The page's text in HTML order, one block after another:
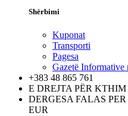
Shërbimi
Kuponat
Transporti
Pagesa
Gazetë Informative
+383 48 865 761
E DREJTA PËR
DERGESA FALAS
EUR